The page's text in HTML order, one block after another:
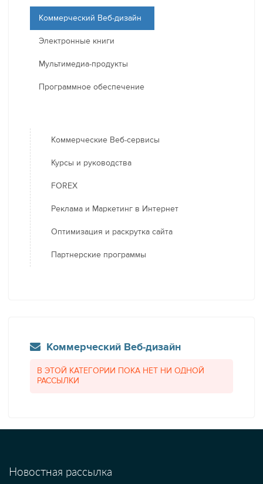
Коммерческий Веб-дизайн
Электронные книги
Мультимедиа-продукты
Программное обеспечение
Коммерческие Веб-сервисы
Курсы и руководства
FOREX
Реклама и Маркетинг в Интернет
Оптимизация и раскрутка сайта
Партнерские программы
Коммерческий Веб-дизайн
В ЭТОЙ КАТЕГОРИИ ПОКА НЕТ НИ ОДНОЙ
РАССЫЛКИ
Новостная рассылка